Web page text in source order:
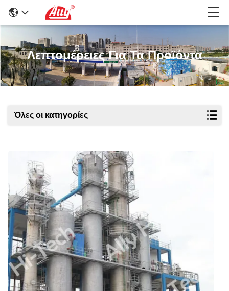
Λεπτομέρειες Για Τα Προϊόντα
Όλες οι κατηγορίες